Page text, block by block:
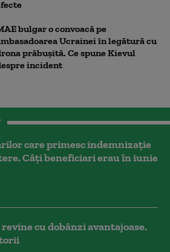
bulgar o convoacă pe
Ucrainei în legătură cu
prăbuşită. Ce spune Kievul
incident
care primesc indemnizaţie
Câți beneficiari erau în iunie
cu dobânzi avantajoase.